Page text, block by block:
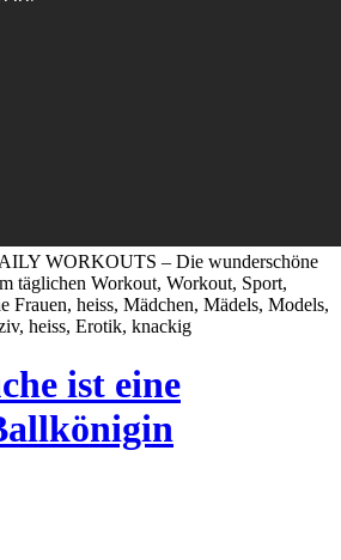
WORKOUTS – Die wunderschöne
täglichen Workout, Workout, Sport,
Frauen, heiss, Mädchen, Mädels, Models,
heiss, Erotik, knackig
ist eine